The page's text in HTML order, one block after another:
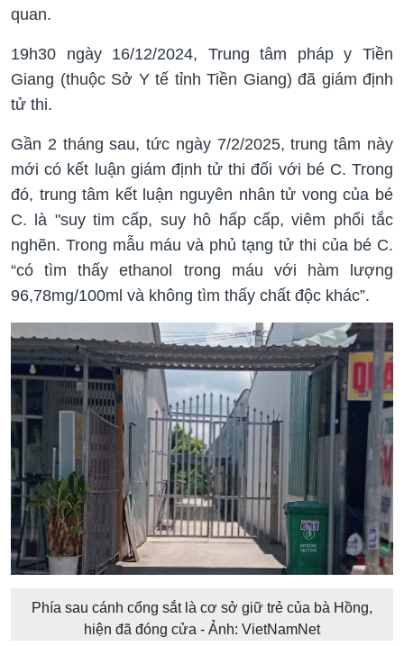
quan.
19h30 ngày 16/12/2024, Trung tâm pháp y Tiền
Giang (thuộc Sở Y tế tỉnh Tiền Giang) đã giám định
tử thi.
Gần 2 tháng sau, tức ngày 7/2/2025, trung tâm này
mới có kết luận giám định tử thi đối với bé C. Trong
đó, trung tâm kết luận nguyên nhân tử vong của bé
C. là "suy tim cấp, suy hô hấp cấp, viêm phổi tắc
nghẽn. Trong mẫu máu và phủ tạng tử thi của bé C.
“có tìm thấy ethanol trong máu với hàm lượng
96,78mg/100ml và không tìm thấy chất độc khác”.
Phía sau cánh cổng sắt là cơ sở giữ trẻ của bà Hồng,
hiện đã đóng cửa - Ảnh: VietNamNet